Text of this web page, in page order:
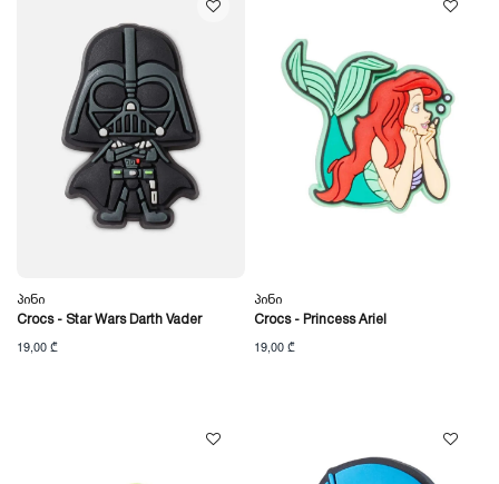
Პინი
Crocs - Star Wars Darth Vader
19,00 ₾
Პინი
Crocs - Princess Ariel
19,00 ₾